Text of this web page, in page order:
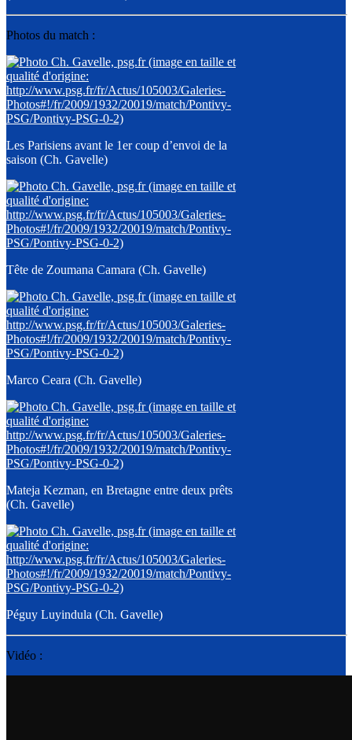
Photos du match :
Les Parisiens avant le 1er coup d’envoi de la
saison (Ch. Gavelle)
Tête de Zoumana Camara (Ch. Gavelle)
Marco Ceara (Ch. Gavelle)
Mateja Kezman, en Bretagne entre deux prêts
(Ch. Gavelle)
Péguy Luyindula (Ch. Gavelle)
Vidéo :